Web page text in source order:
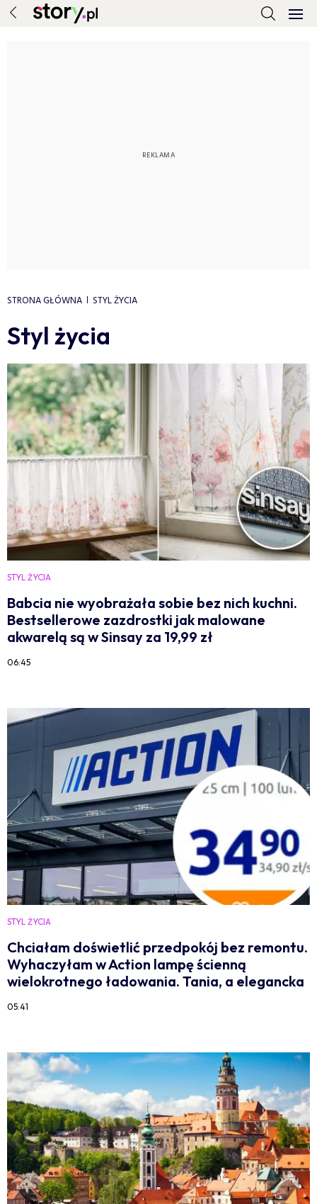
STRONA GŁÓWNA STYL ŻYCIA
Styl życia
STYL ŻYCIA
Babcia nie wyobrażała sobie bez nich kuchni.
Bestsellerowe zazdrostki jak malowane
akwarelą są w Sinsay za 19,99 zł
06:45
STYL ŻYCIA
Chciałam doświetlić przedpokój bez remontu.
Wyhaczyłam w Action lampę ścienną
wielokrotnego ładowania. Tania, a elegancka
05:41